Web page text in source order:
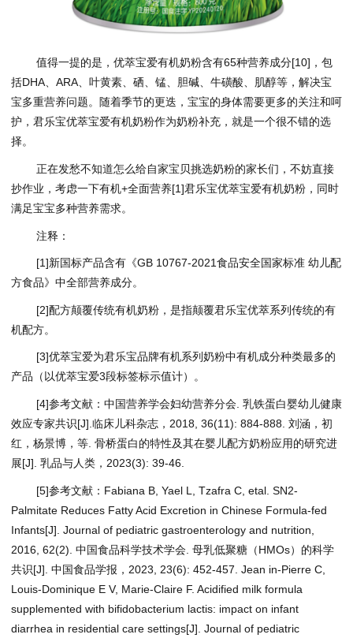
值得一提的是，优萃宝爱有机奶粉含有65种营养成分[10]，包
括DHA、ARA、叶黄素、硒、锰、胆碱、牛磺酸、肌醇等，解决宝
宝多重营养问题。随着季节的更迭，宝宝的身体需要更多的关注和呵
护，君乐宝优萃宝爱有机奶粉作为奶粉补充，就是一个很不错的选
择。
正在发愁不知道怎么给自家宝贝挑选奶粉的家长们，不妨直接
抄作业，考虑一下有机+全面营养[1]君乐宝优萃宝爱有机奶粉，同时
满足宝宝多种营养需求。
注释：
[1]新国标产品含有《GB 10767-2021食品安全国家标准 幼儿配
方食品》中全部营养成分。
[2]配方颠覆传统有机奶粉，是指颠覆君乐宝优萃系列传统的有
机配方。
[3]优萃宝爱为君乐宝品牌有机系列奶粉中有机成分种类最多的
产品（以优萃宝爱3段标签标示值计）。
[4]参考文献：中国营养学会妇幼营养分会. 乳铁蛋白婴幼儿健康
效应专家共识[J].临床儿科杂志，2018, 36(11): 884-888. 刘涵，初
红，杨景博，等. 骨桥蛋白的特性及其在婴儿配方奶粉应用的研究进
展[J]. 乳品与人类，2023(3): 39-46.
[5]参考文献：Fabiana B, Yael L, Tzafra C, etal. SN2-
Palmitate Reduces Fatty Acid Excretion in Chinese Formula-fed
Infants[J]. Journal of pediatric gastroenterology and nutrition,
2016, 62(2). 中国食品科学技术学会. 母乳低聚糖（HMOs）的科学
共识[J]. 中国食品学报，2023, 23(6): 452-457. Jean in-Pierre C,
Louis-Dominique E V, Marie-Claire F. Acidified milk formula
supplemented with bifidobacterium lactis: impact on infant
diarrhea in residential care settings[J]. Journal of pediatric